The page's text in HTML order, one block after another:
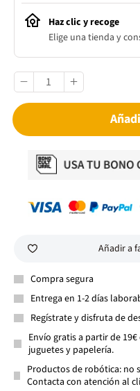
Haz clic y recoge
Elige una tienda y
Añadir a
Compra segura
Entrega en 1-2 días
Regístrate y disfruta de
Envío gratis a partir de
juguetes y papelería.
Productos de robótica: no
Contacta con atención al